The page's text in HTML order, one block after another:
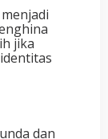
jika
dan